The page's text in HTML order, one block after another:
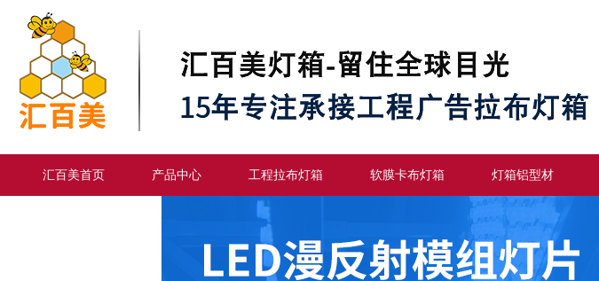
汇百美首页 产品中心 工程拉布灯箱 软膜卡布灯箱 灯箱铝型材